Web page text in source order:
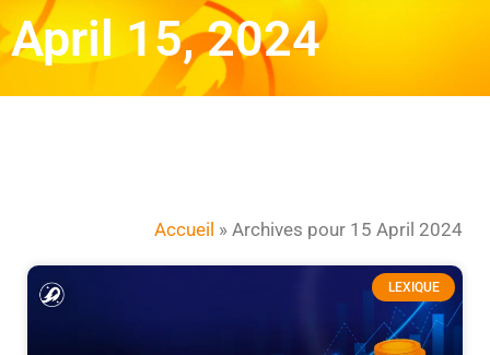
April 15, 2024
Accueil » Archives pour 15 April 2024
LEXIQUE